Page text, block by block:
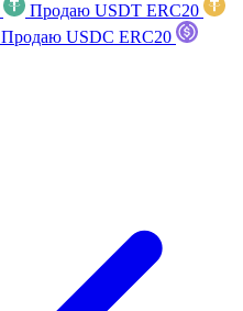
Продаю USDT ERC20
Продаю USDC ERC20